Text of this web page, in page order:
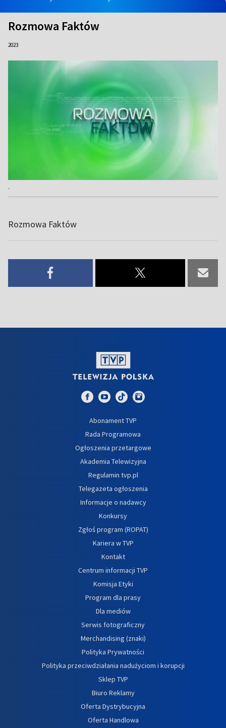
Rozmowa Faktów
2023
.
Rozmowa Faktów
Abonament TVP
Rada Programowa
Ogłoszenia przetargowe
Akademia Telewizyjna
Regulamin tvp.pl
Telegazeta ogłoszenia
Informacje o nadawcy
Konkursy
Zgłoś program (ROPAT)
Kariera w TVP
Kontakt
Centrum informacji TVP
Komisja Etyki
Program dla prasy
Dla mediów
Serwis fotograficzny
Merchandising (znaki)
Polityka Prywatności
Polityka przeciwdziałania nadużyciom i korupcji
Sklep TVP
Biuro Reklamy
Oferta Dystrybucyjna
Oferta Handlowa